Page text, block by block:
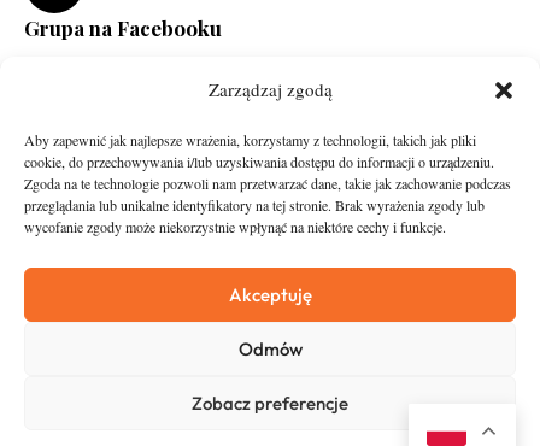
Zarządzaj zgodą
Aby zapewnić jak najlepsze wrażenia, korzystamy z technologii, takich jak pliki
cookie, do przechowywania i/lub uzyskiwania dostępu do informacji o urządzeniu.
Zgoda na te technologie pozwoli nam przetwarzać dane, takie jak zachowanie podczas
przeglądania lub unikalne identyfikatory na tej stronie. Brak wyrażenia zgody lub
wycofanie zgody może niekorzystnie wpłynąć na niektóre cechy i funkcje.
Akceptuję
Odmów
Zobacz preferencje
Grupa na Facebooku
Asfalt
O nas
Zostań Patronem
Kontakt